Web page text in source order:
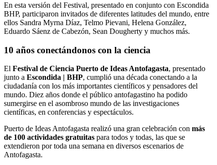
En esta versión del Festival, presentado en conjunto con Escondida
BHP, participaron invitados de diferentes latitudes del mundo, entre
ellos Sandra Myrna Díaz, Telmo Pievani, Helena González,
Eduardo Sáenz de Cabezón, Sean Dougherty y muchos más.
10 años conectándonos con la ciencia
El Festival de Ciencia Puerto de Ideas Antofagasta, presentado
junto a Escondida | BHP, cumplió una década conectando a la
ciudadanía con los más importantes científicos y pensadores del
mundo. Diez años donde el público antofagastino ha podido
sumergirse en el asombroso mundo de las investigaciones
científicas, en conferencias y espectáculos.
Puerto de Ideas Antofagasta realizó una gran celebración con más
de 100 actividades gratuitas para todos y todas, las que se
extendieron por toda una semana en diversos escenarios de
Antofagasta.